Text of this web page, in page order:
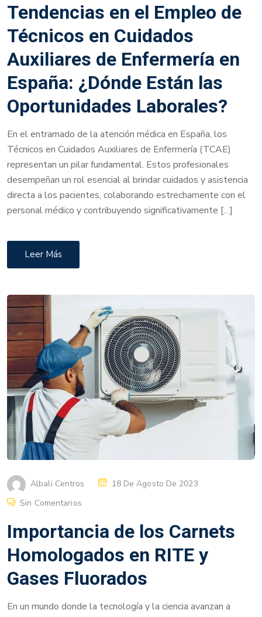
Tendencias en el Empleo de
Técnicos en Cuidados
Auxiliares de Enfermería en
España: ¿Dónde Están las
Oportunidades Laborales?
En el entramado de la atención médica en España, los
Técnicos en Cuidados Auxiliares de Enfermería (TCAE)
representan un pilar fundamental. Estos profesionales
desempeñan un rol esencial al brindar cuidados y asistencia
directa a los pacientes, colaborando estrechamente con el
personal médico y contribuyendo significativamente […]
Leer Más
Albali Centros
18 De Agosto De 2023
Sin Comentarios
Importancia de los Carnets
Homologados en RITE y
Gases Fluorados
En un mundo donde la tecnología y la ciencia avanzan a